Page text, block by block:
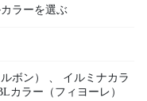
ラーを選ぶ
ボン） 、
イルミナカラ
カラー（フィヨーレ）